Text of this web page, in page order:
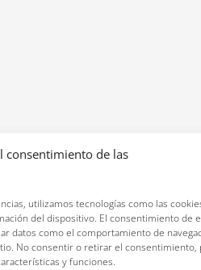
consentimiento de las
utilizamos tecnologías como las
del dispositivo. El consentimiento de
datos como el comportamiento de
No consentir o retirar el consentimiento,
y funciones.